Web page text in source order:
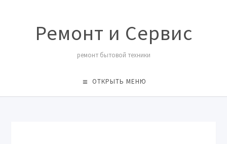
Ремонт и Сервис
ремонт бытовой техники
ОТКРЫТЬ МЕНЮ